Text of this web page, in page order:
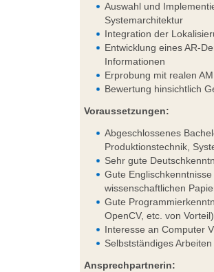
Auswahl und
Systemarchitektur
Integration der
Entwicklung eines AR-
Informationen
Erprobung mit realen
Bewertung hinsichtlich
Voraussetzungen:
Abgeschlossenes
Produktionstechnik,
Sehr gute
Gute
wissenschaftlichen
Gute
OpenCV, etc. von Vorteil)
Interesse an Computer
Selbstständiges
Ansprechpartnerin: